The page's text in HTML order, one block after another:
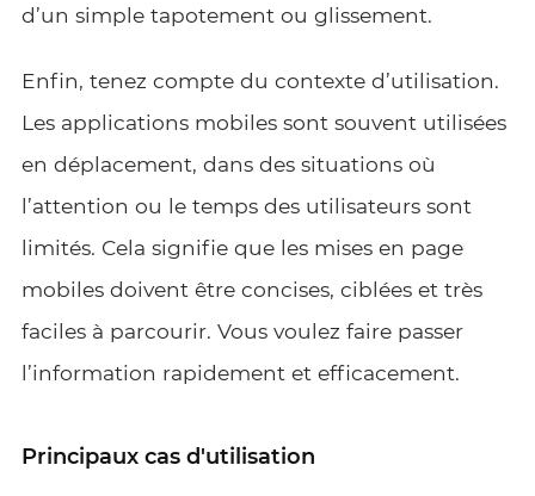
d’un simple tapotement ou glissement.
Enfin, tenez compte du contexte d’utilisation.
Les applications mobiles sont souvent utilisées
en déplacement, dans des situations où
l’attention ou le temps des utilisateurs sont
limités. Cela signifie que les mises en page
mobiles doivent être concises, ciblées et très
faciles à parcourir. Vous voulez faire passer
l’information rapidement et efficacement.
Principaux cas d'utilisation